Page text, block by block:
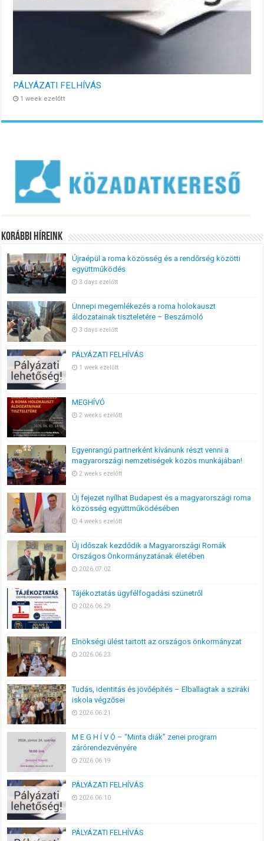
PÁLYÁZATI FELHÍVÁS
1 week ezelőtt
Korábbi Híreink
Újraépül a roma közösség és a rendőrség közötti
együttműködés
3 days ezelőtt
Ünnepi megemlékezés a roma holokauszt
áldozatainak tiszteletére – Beszámoló
3 days ezelőtt
PÁLYÁZATI FELHÍVÁS
1 week ezelőtt
MEGHÍVÓ
2 weeks ezelőtt
Egyenrangú partnerként kívánunk részt venni a
magyarországi nemzetiségek közös munkájában!
2 weeks ezelőtt
Új fejezet nyílhat Budapest és a magyarországi roma
közösség együttműködésében
4 weeks ezelőtt
Új időszak kezdődik a Magyarországi Romák
Országos Önkormányzatának életében
2026.07.02
Tájékoztatás ügyfélfogadási szünetről
2026.06.29
Elnökségi ülést tartott az országos önkormányzat
2026.06.23
Tudás, identitás és jövőépítés – Elballagtak a sziráki
iskola végzősei
2026.06.21
M E G H Í V Ó – “Minta diák” zenei program
zárórendezvényére
2026.06.19
PÁLYÁZATI FELHÍVÁS
2026.06.10
PÁLYÁZATI FELHÍVÁS